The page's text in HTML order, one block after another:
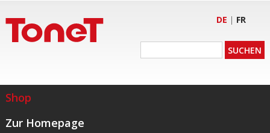
DE | FR
Shop
Zur Homepage